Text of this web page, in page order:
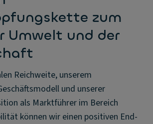
zum
Umwelt und der
Reichweite, unserem
und unserer
als Marktführer im Bereich
können wir einen positiven End-